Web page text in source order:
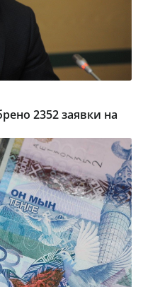
2352 заявки на